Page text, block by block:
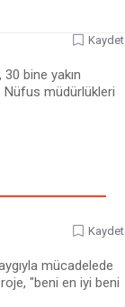
Kaydet
bine yakın
müdürlükleri
Kaydet
mücadelede
"beni en iyi beni